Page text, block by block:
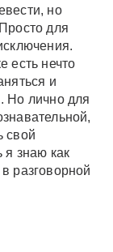
но
для
есть нечто
и
Но лично для
свой
я знаю как
разговорной